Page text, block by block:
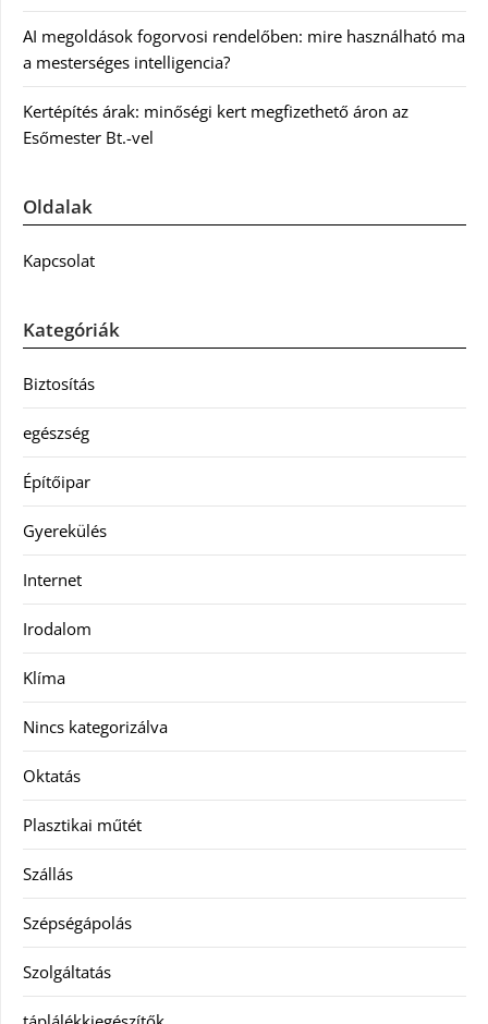
AI megoldások fogorvosi rendelőben: mire használható ma
a mesterséges intelligencia?
Kertépítés árak: minőségi kert megfizethető áron az
Esőmester Bt.-vel
Oldalak
Kapcsolat
Kategóriák
Biztosítás
egészség
Építőipar
Gyerekülés
Internet
Irodalom
Klíma
Nincs kategorizálva
Oktatás
Plasztikai műtét
Szállás
Szépségápolás
Szolgáltatás